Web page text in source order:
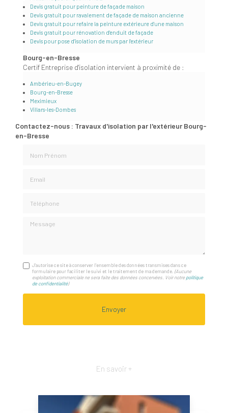
Devis gratuit pour peinture de façade maison
Devis gratuit pour ravalement de façade de maison ancienne
Devis gratuit pour refaire la peinture extérieure d'une maison
Devis gratuit pour rénovation d'enduit de façade
Devis pour pose d'isolation de murs par l'extérieur
Bourg-en-Bresse
Certif Entreprise d'isolation intervient à proximité de :
Ambérieu-en-Bugey
Bourg-en-Bresse
Meximieux
Villars-les-Dombes
Contactez-nous : Travaux d'isolation par l'extérieur Bourg-
en-Bresse
Message
J'autorise ce site à conserver l'ensemble des données transmises dans ce
formulaire pour faciliter le suivi et le traitement de ma demande.(Aucune
exploitation commerciale ne sera faite des données concervées. Voir notrepolitique
de confidentialité)
En savoir +